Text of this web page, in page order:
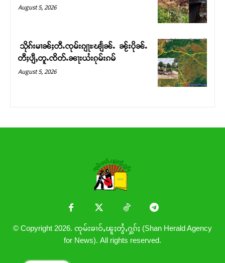
August 5, 2026
သိုၵ်းမၢၼ်ႈတီႉၸုမ်းၵျႃႊၽျႅၼ်ႉ ၼႂ်းပိုၼ်ႉ
တီႈပျီႇတူႉၸိတ်ႉၼႃးယႆးၵုမ်းၵမ်
August 5, 2026
© Copyright 2026. ၸုမ်းၶၢဝ်ႇၽူႈတွႆႇႁွၵ်ႈ (Shan Herald Agency
for News). All rights reserved.